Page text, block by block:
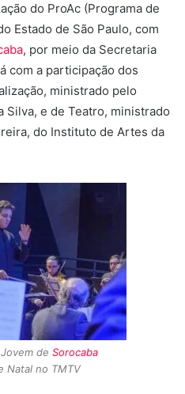
do ProAc (Programa de
Estado de São Paulo, com
, por meio da Secretaria
com a participação dos
ministrado pelo
Silva, e de Teatro, ministrado
do Instituto de Artes da
de Sorocaba
Natal no TMTV